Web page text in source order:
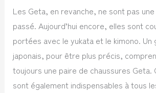
Les Geta, en revanche, ne sont pas
passé. Aujourd’hui encore, elles sont
portées avec le yukata et le kimono. Un
japonais, pour être plus précis,
toujours une paire de chaussures Geta.
sont également indispensables à tous